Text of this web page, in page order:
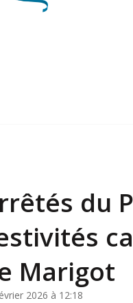
du
Marigot
2026 à 12:18